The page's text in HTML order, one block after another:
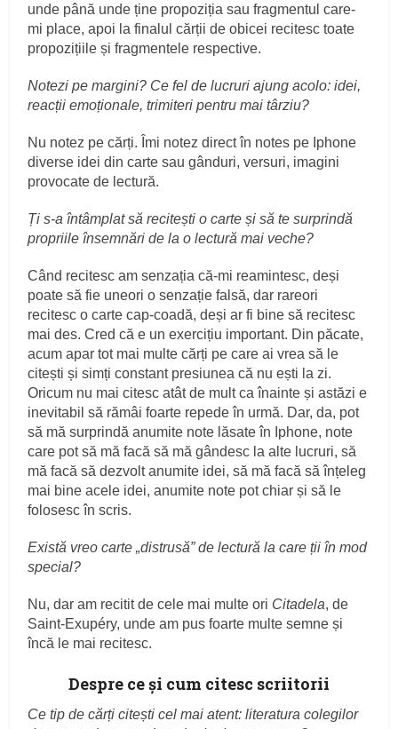
unde până unde ține propoziția sau fragmentul care-
mi place, apoi la finalul cărții de obicei recitesc toate
propozițiile și fragmentele respective.
Notezi pe margini? Ce fel de lucruri ajung acolo: idei,
reacții emoționale, trimiteri pentru mai târziu?
Nu notez pe cărți. Îmi notez direct în notes pe Iphone
diverse idei din carte sau gânduri, versuri, imagini
provocate de lectură.
Ți s-a întâmplat să recitești o carte și să te surprindă
propriile însemnări de la o lectură mai veche?
Când recitesc am senzația că-mi reamintesc, deși
poate să fie uneori o senzație falsă, dar rareori
recitesc o carte cap-coadă, deși ar fi bine să recitesc
mai des. Cred că e un exercițiu important. Din păcate,
acum apar tot mai multe cărți pe care ai vrea să le
citești și simți constant presiunea că nu ești la zi.
Oricum nu mai citesc atât de mult ca înainte și astăzi e
inevitabil să rămâi foarte repede în urmă. Dar, da, pot
să mă surprindă anumite note lăsate în Iphone, note
care pot să mă facă să mă gândesc la alte lucruri, să
mă facă să dezvolt anumite idei, să mă facă să înțeleg
mai bine acele idei, anumite note pot chiar și să le
folosesc în scris.
Există vreo carte „distrusă” de lectură la care ții în mod
special?
Nu, dar am recitit de cele mai multe ori Citadela, de
Saint-Exupéry, unde am pus foarte multe semne și
încă le mai recitesc.
Despre ce și cum citesc scriitorii
Ce tip de cărți citești cel mai atent: literatura colegilor